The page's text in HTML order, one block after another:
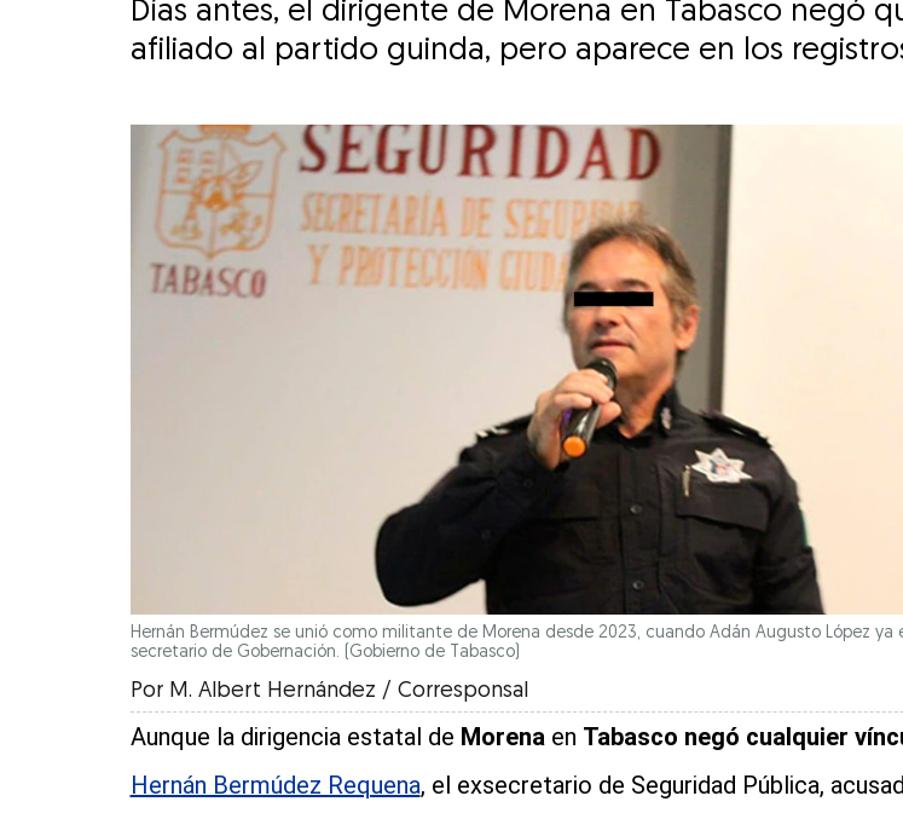
Días antes, el dirigente de Morena en Tabasco negó
afiliado al partido guinda, pero aparece en los
Hernán Bermúdez se unió como militante de Morena desde 2023, cuando Adán Augusto López ya
secretario de Gobernación. (Gobierno de Tabasco)
Por M. Albert Hernández / Corresponsal
Aunque la dirigencia estatal de Morenaen Tabasco negó cualquier
Hernán Bermúdez Requena, el exsecretario de Seguridad Pública,